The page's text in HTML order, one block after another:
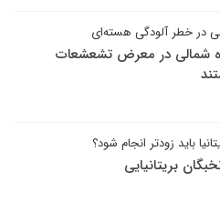
در خطر آلودگی هسته‌ای
شمالی در معرض تشعشعات
باید زودتر انجام شود؟
بریتانیایی